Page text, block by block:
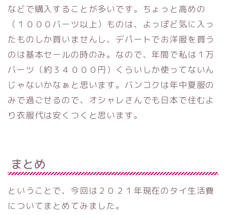
などで購入することが多いです。ちょっと高めの
（１０００バーツ以上）ものは、よっぽど気に入っ
たものしか買いませんし、デパートでお洋服を買う
のは基本セールの時のみ。なので、年間で私は１万
バーツ（約３４０００円）くらいしか使ってないん
じゃないかなぁと思います。バンコクは年中夏服の
みで過ごせるので、オシャレさんでも日本で住むよ
り衣服代は安くつくと思います。
まとめ
ということで、今回は２０２１年現在のタイ生活費
についてまとめてみました。